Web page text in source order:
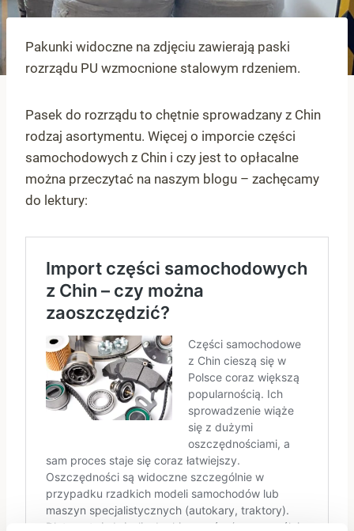
Pakunki widoczne na zdjęciu zawierają paski
rozrządu PU wzmocnione stalowym rdzeniem.
Pasek do rozrządu to chętnie sprowadzany z Chin
rodzaj asortymentu. Więcej o imporcie części
samochodowych z Chin i czy jest to opłacalne
można przeczytać na naszym blogu – zachęcamy
do lektury: